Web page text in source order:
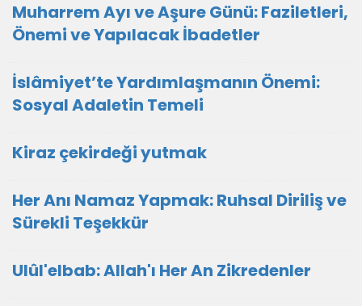
Muharrem Ayı ve Aşure Günü: Faziletleri,
Önemi ve Yapılacak İbadetler
İslâmiyet’te Yardımlaşmanın Önemi:
Sosyal Adaletin Temeli
Kiraz çekirdeği yutmak
Her Anı Namaz Yapmak: Ruhsal Diriliş ve
Sürekli Teşekkür
Ulûl'elbab: Allah'ı Her An Zikredenler